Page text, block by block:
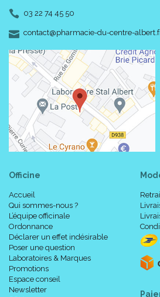
03 22 74 45 50
contact-
@-
pharmacie-du-centre-
Officine
Accueil
Qui sommes-nous ?
L’équipe officinale
Ordonnance
Déclarer un effet indésirable
Poser une question
Laboratoires & Marques
Promotions
Espace conseil
Newsletter